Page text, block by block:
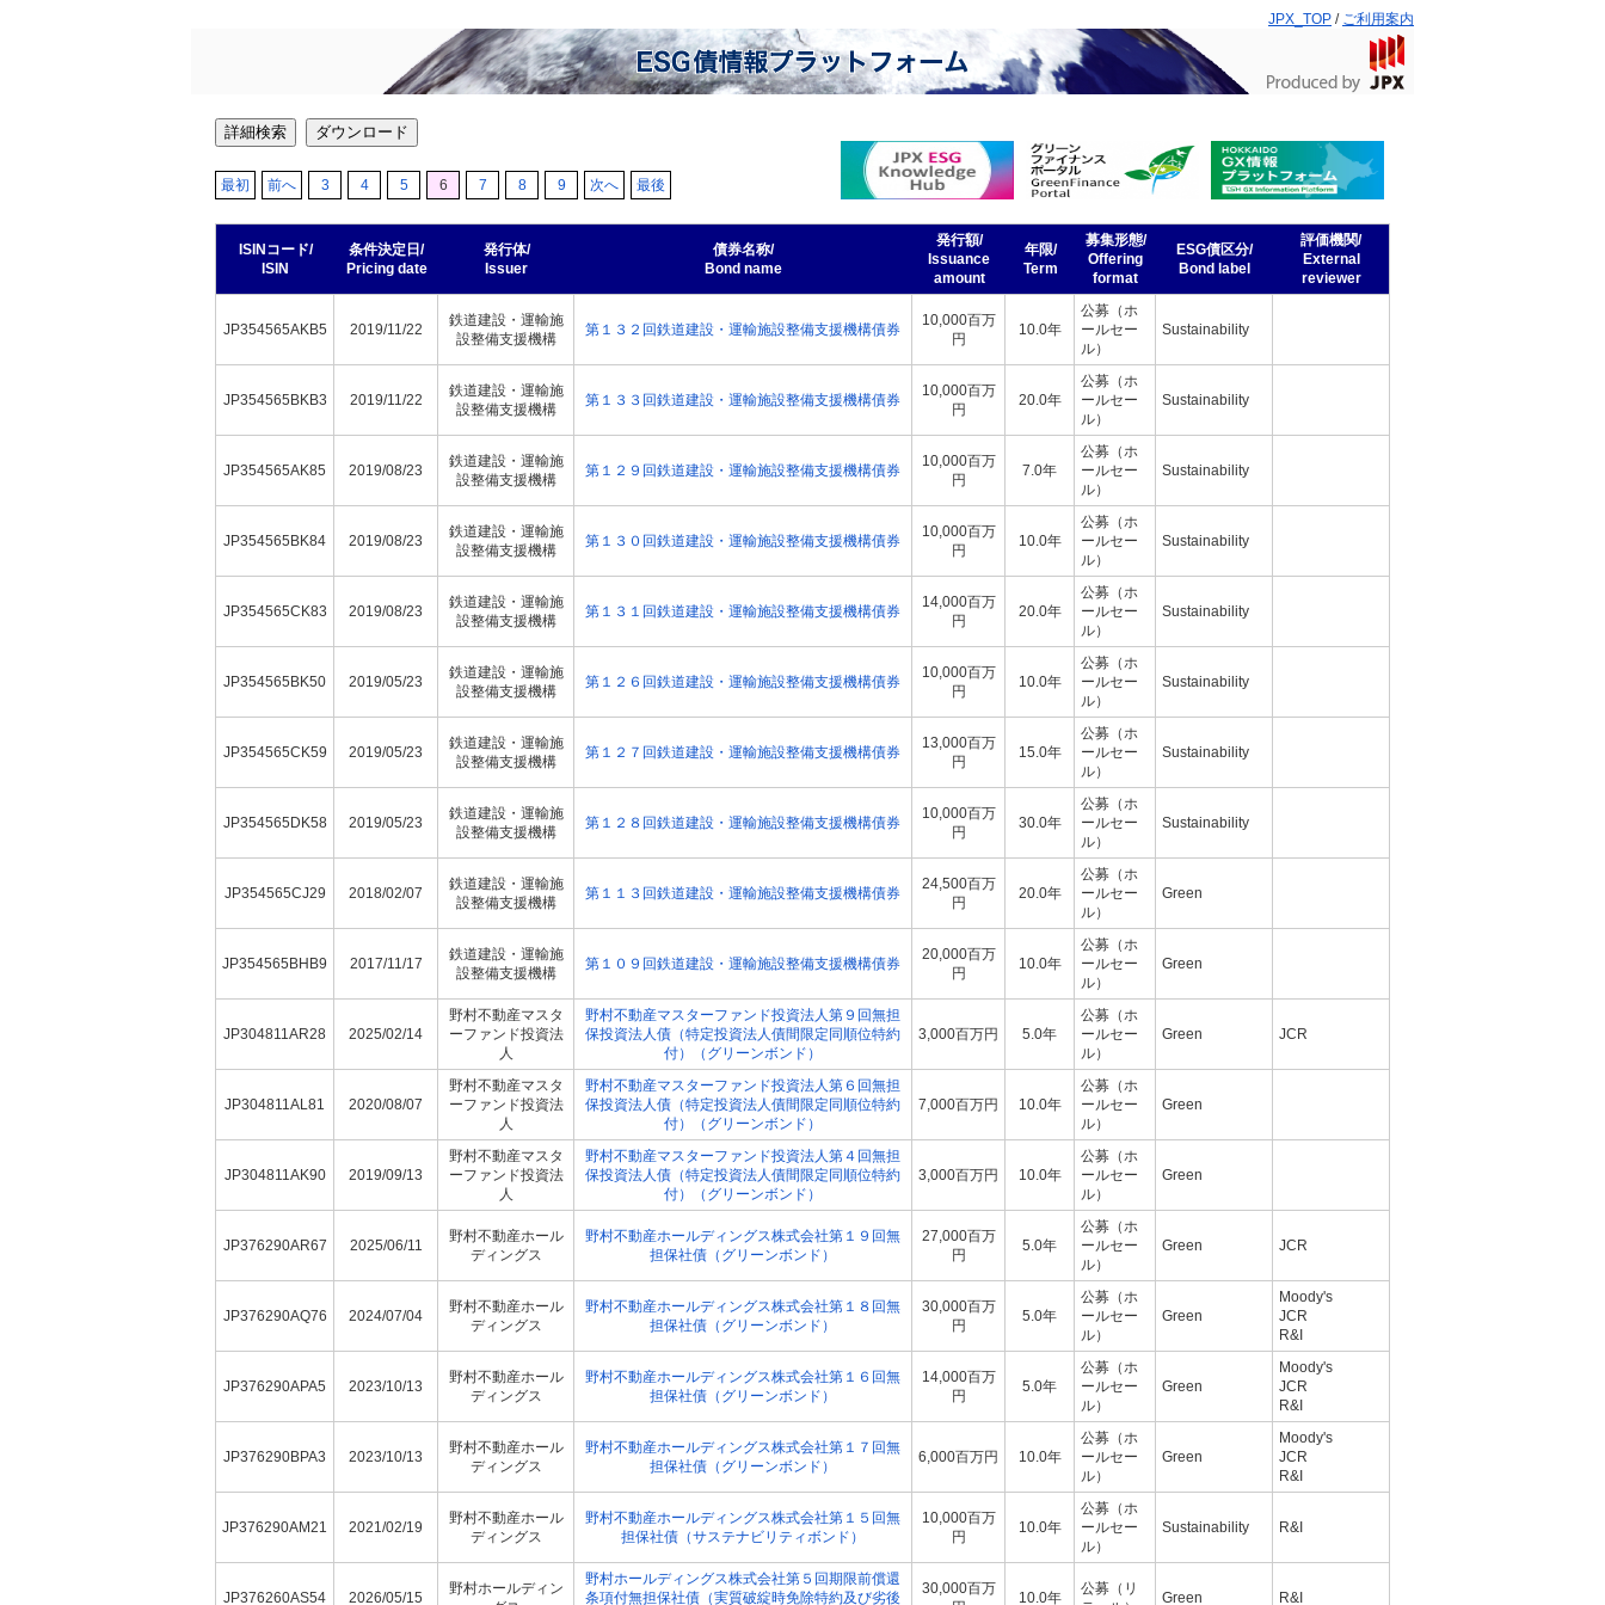
JPX_TOP / ご利用案内
詳細検索 ダウンロード
最初 前へ 3 4 5 6 7 8 9 次へ 最後
ISINコード/
ISIN
条件決定日/
Pricing date
発行体/
Issuer
債券名称/
Bond name
発行額/
Issuance
amount
年限/
Term
募集形態/
Offering
format
ESG債区分/
Bond label
評価機関/
External
reviewer
JP354565AKB5 2019/11/22
鉄道建設・運輸施
設整備支援機構
第１３２回鉄道建設・運輸施設整備支援機構債券
10,000百万
円
10.0年
公募（ホ
ールセー
ル）
Sustainability
JP354565BKB3 2019/11/22
鉄道建設・運輸施
設整備支援機構
第１３３回鉄道建設・運輸施設整備支援機構債券
10,000百万
円
20.0年
公募（ホ
ールセー
ル）
Sustainability
JP354565AK85 2019/08/23
鉄道建設・運輸施
設整備支援機構
第１２９回鉄道建設・運輸施設整備支援機構債券
10,000百万
円
7.0年
公募（ホ
ールセー
ル）
Sustainability
JP354565BK84 2019/08/23
鉄道建設・運輸施
設整備支援機構
第１３０回鉄道建設・運輸施設整備支援機構債券
10,000百万
円
10.0年
公募（ホ
ールセー
ル）
Sustainability
JP354565CK83 2019/08/23
鉄道建設・運輸施
設整備支援機構
第１３１回鉄道建設・運輸施設整備支援機構債券
14,000百万
円
20.0年
公募（ホ
ールセー
ル）
Sustainability
JP354565BK50 2019/05/23
鉄道建設・運輸施
設整備支援機構
第１２６回鉄道建設・運輸施設整備支援機構債券
10,000百万
円
10.0年
公募（ホ
ールセー
ル）
Sustainability
JP354565CK59 2019/05/23
鉄道建設・運輸施
設整備支援機構
第１２７回鉄道建設・運輸施設整備支援機構債券
13,000百万
円
15.0年
公募（ホ
ールセー
ル）
Sustainability
JP354565DK58 2019/05/23
鉄道建設・運輸施
設整備支援機構
第１２８回鉄道建設・運輸施設整備支援機構債券
10,000百万
円
30.0年
公募（ホ
ールセー
ル）
Sustainability
JP354565CJ29 2018/02/07
鉄道建設・運輸施
設整備支援機構
第１１３回鉄道建設・運輸施設整備支援機構債券
24,500百万
円
20.0年
公募（ホ
ールセー
ル）
Green
JP354565BHB9 2017/11/17
鉄道建設・運輸施
設整備支援機構
第１０９回鉄道建設・運輸施設整備支援機構債券
20,000百万
円
10.0年
公募（ホ
ールセー
ル）
Green
JP304811AR28 2025/02/14
野村不動産マスタ
ーファンド投資法
人
野村不動産マスターファンド投資法人第９回無担
保投資法人債（特定投資法人債間限定同順位特約
付）（グリーンボンド）
3,000百万円 5.0年
公募（ホ
ールセー
ル）
Green JCR
JP304811AL81 2020/08/07
野村不動産マスタ
ーファンド投資法
人
野村不動産マスターファンド投資法人第６回無担
保投資法人債（特定投資法人債間限定同順位特約
付）（グリーンボンド）
7,000百万円 10.0年
公募（ホ
ールセー
ル）
Green
JP304811AK90 2019/09/13
野村不動産マスタ
ーファンド投資法
人
野村不動産マスターファンド投資法人第４回無担
保投資法人債（特定投資法人債間限定同順位特約
付）（グリーンボンド）
3,000百万円 10.0年
公募（ホ
ールセー
ル）
Green
JP376290AR67 2025/06/11
野村不動産ホール
ディングス
野村不動産ホールディングス株式会社第１９回無
担保社債（グリーンボンド）
27,000百万
円
5.0年
公募（ホ
ールセー
ル）
Green JCR
JP376290AQ76 2024/07/04
野村不動産ホール
ディングス
野村不動産ホールディングス株式会社第１８回無
担保社債（グリーンボンド）
30,000百万
円
5.0年
公募（ホ
ールセー
ル）
Green
Moody's
JCR
R&I
JP376290APA5 2023/10/13
野村不動産ホール
ディングス
野村不動産ホールディングス株式会社第１６回無
担保社債（グリーンボンド）
14,000百万
円
5.0年
公募（ホ
ールセー
ル）
Green
Moody's
JCR
R&I
JP376290BPA3 2023/10/13
野村不動産ホール
ディングス
野村不動産ホールディングス株式会社第１７回無
担保社債（グリーンボンド）
6,000百万円 10.0年
公募（ホ
ールセー
ル）
Green
Moody's
JCR
R&I
JP376290AM21 2021/02/19
野村不動産ホール
ディングス
野村不動産ホールディングス株式会社第１５回無
担保社債（サステナビリティボンド）
10,000百万
円
10.0年
公募（ホ
ールセー
ル）
Sustainability R&I
JP376260AS54 2026/05/15
野村ホールディン
野村ホールディングス株式会社第５回期限前償還
条項付無担保社債（実質破綻時免除特約及び劣後
30,000百万
10.0年
公募（リ
Green R&I